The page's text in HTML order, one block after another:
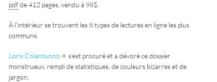
pdfde 412 pages, vendu à 98$.
À l’intérieur se trouvent les 8 types de lectures en ligne les plus
communs.
Loris Colantuono
s’est procuré et a dévoré ce dossier
monstrueux, rempli de statistiques, de couleurs bizarres et de
jargon.